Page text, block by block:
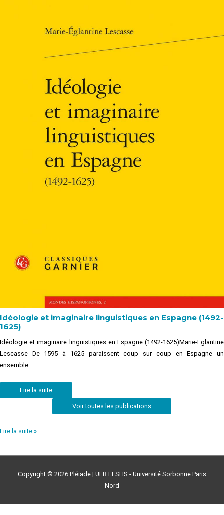
Idéologie et imaginaire linguistiques en Espagne (1492-
1625)
Idéologie et imaginaire linguistiques en Espagne (1492-1625)Marie-Eglantine
Lescasse De 1595 à 1625 paraissent coup sur coup en Espagne un
ensemble…
Lire la suite
Voir toutes les publications
Lire la suite »
Copyright © 2026 Pléiade| UFR LLSHS - Université Sorbonne Paris
Nord